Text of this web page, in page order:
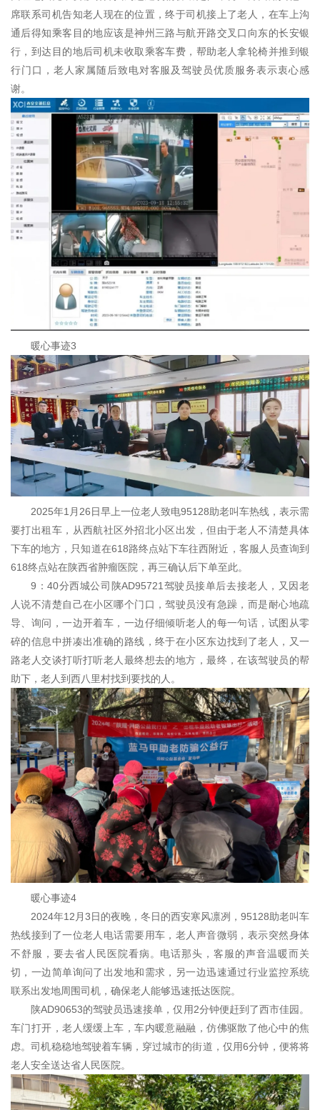
席联系司机告知老人现在的位置，终于司机接上了老人，在车上沟
通后得知乘客目的地应该是神州三路与航开路交叉口向东的长安银
行，到达目的地后司机未收取乘客车费，帮助老人拿轮椅并推到银
行门口，老人家属随后致电对客服及驾驶员优质服务表示衷心感
谢。
暖心事迹3
2025年1月26日早上一位老人致电95128助老叫车热线，表示需
要打出租车，从西航社区外招北小区出发，但由于老人不清楚具体
下车的地方，只知道在618路终点站下车往西附近，客服人员查询到
618终点站在陕西省肿瘤医院，再三确认后下单至此。
9：40分西城公司陕AD95721驾驶员接单后去接老人，又因老
人说不清楚自己在小区哪个门口，驾驶员没有急躁，而是耐心地疏
导、询问，一边开着车，一边仔细倾听老人的每一句话，试图从零
碎的信息中拼凑出准确的路线，终于在小区东边找到了老人，又一
路老人交谈打听打听老人最终想去的地方，最终，在该驾驶员的帮
助下，老人到西八里村找到要找的人。
暖心事迹4
2024年12月3日的夜晚，冬日的西安寒风凛冽，95128助老叫车
热线接到了一位老人电话需要用车，老人声音微弱，表示突然身体
不舒服，要去省人民医院看病。电话那头，客服的声音温暖而关
切，一边简单询问了出发地和需求，另一边迅速通过行业监控系统
联系出发地周围司机，确保老人能够迅速抵达医院。
陕AD90653的驾驶员迅速接单，仅用2分钟便赶到了西市佳园。
车门打开，老人缓缓上车，车内暖意融融，仿佛驱散了他心中的焦
虑。司机稳稳地驾驶着车辆，穿过城市的街道，仅用6分钟，便将将
老人安全送达省人民医院。